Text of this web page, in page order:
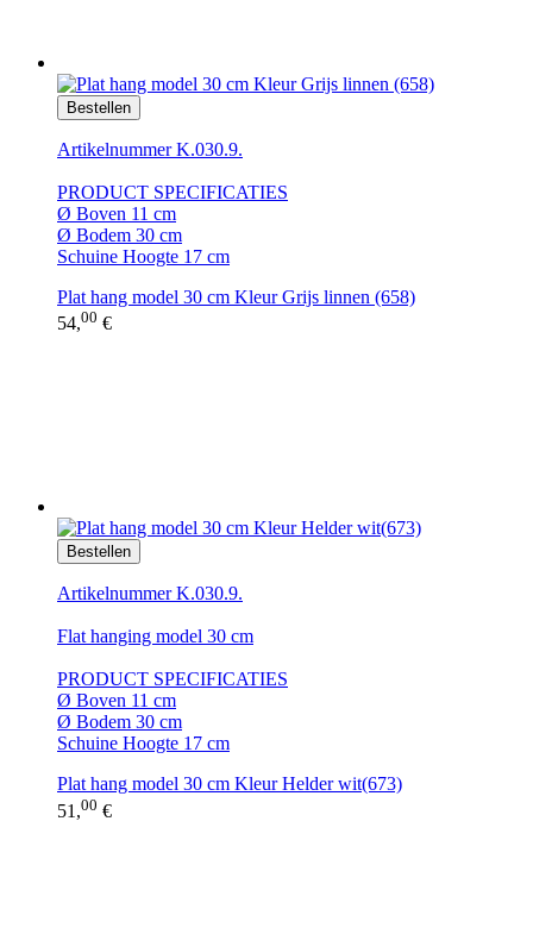
Bestellen
Artikelnummer K.030.9.
PRODUCT SPECIFICATIES
Ø Boven 11 cm
Ø Bodem 30 cm
Schuine Hoogte 17 cm
Plat hang model 30 cm Kleur Grijs linnen (658)
54,00 €
Bestellen
Artikelnummer K.030.9.
Flat hanging model 30 cm
PRODUCT SPECIFICATIES
Ø Boven 11 cm
Ø Bodem 30 cm
Schuine Hoogte 17 cm
Plat hang model 30 cm Kleur Helder wit(673)
51,00 €